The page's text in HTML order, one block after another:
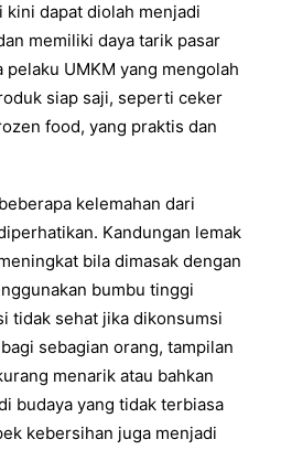
dapat diolah menjadi
memiliki daya tarik pasar
pelaku UMKM yang mengolah
siap saji, seperti ceker
food, yang praktis dan
kelemahan dari
Kandungan lemak
bila dimasak dengan
bumbu tinggi
tidak sehat jika dikonsumsi
sebagian orang, tampilan
menarik atau bahkan
budaya yang tidak terbiasa
kebersihan juga menjadi